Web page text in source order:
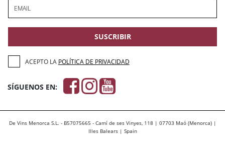
EMAIL
SUSCRIBIR
ACEPTO LA POLÍTICA DE PRIVACIDAD
SÍGUENOS EN:
De Vins Menorca S.L. - B57075665 - Camí de ses Vinyes, 118 | 07703 Maó (Menorca) |
Illes Balears | Spain